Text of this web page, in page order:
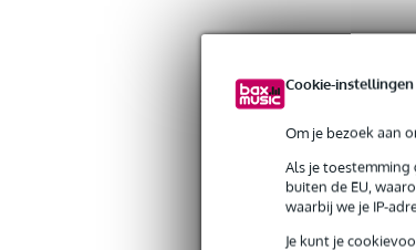
Cookie-instellingen
Om je bezoek aan
Als je toestemming
buiten de EU,
waarbij we je IP-
Je kunt je